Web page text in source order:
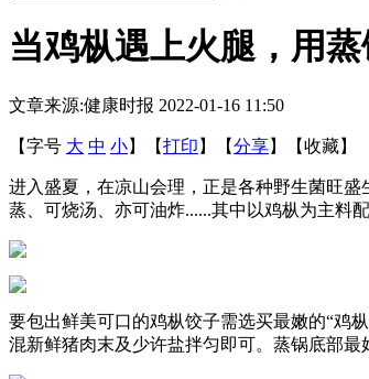
当鸡枞遇上火腿，用
文章来源:健康时报 2022-01-16 11:50
【字号 大 中 小】 【打印 】 【分享】 【收藏】
进入盛夏，在凉山会理，正是各种野生菌旺
蒸、可烧汤、亦可油炸......其中以鸡枞为主料
要包出鲜美可口的鸡枞饺子需选买最嫩的“鸡
混新鲜猪肉末及少许盐拌匀即可。蒸锅底部